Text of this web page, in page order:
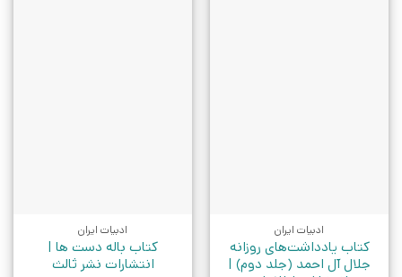
ادبیات ایران
کتاب یادداشت‌های روزانه
جلال آل احمد (جلد دوم) |
ادبیات ایران
کتاب باله دست ها |
انتشارات نشر ثالث